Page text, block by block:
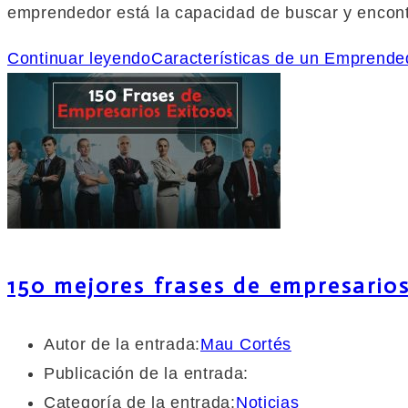
emprendedor está la capacidad de buscar y
Continuar leyendoCaracterísticas de un
150 mejores frases de
Autor de la entrada:Mau Cortés
Publicación de la entrada:
Categoría de la entrada:Noticias